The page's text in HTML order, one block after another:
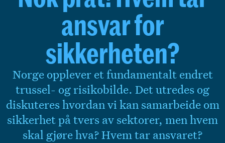
ansvar for
sikkerheten?
Norge opplever et fundamentalt endret
trussel- og risikobilde. Det utredes og
diskuteres hvordan vi kan samarbeide om
sikkerhet på tvers av sektorer, men hvem
skal gjøre hva? Hvem tar ansvaret?